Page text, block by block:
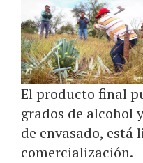
El producto final
grados de alcohol
de envasado, está
comercialización.